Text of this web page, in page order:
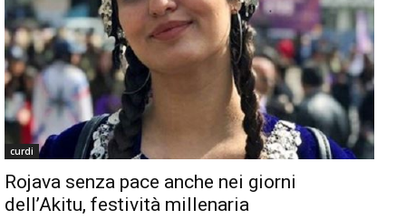
curdi
Rojava senza pace anche nei giorni
dell’Akitu, festività millenaria